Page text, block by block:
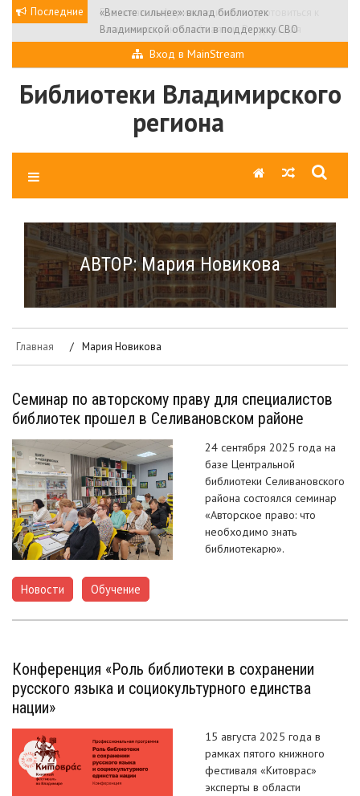
Skip
content
Последние
«Вместе сильнее»: вклад библиотек
Владимирской области в поддержку СВО
Вход в MainStream
Библиотеки Владимирского
региона
АВТОР:Мария Новикова
Главная Мария Новикова
Семинар по авторскому праву для специалистов
библиотек прошел в Селивановском районе
24 сентября 2025 года на
базе Центральной
библиотеки Селивановского
района состоялся семинар
«Авторское право: что
необходимо знать
библиотекарю».
Новости Обучение
Конференция «Роль библиотеки в сохранении
русского языка и социокультурного единства
нации»
15 августа 2025 года в
рамках пятого книжного
фестиваля «Китоврас»
эксперты в области